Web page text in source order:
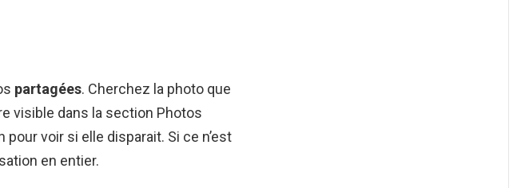
partagées. Cherchez la photo que
visible dans la section Photos
voir si elle disparait. Si ce n’est
en entier.